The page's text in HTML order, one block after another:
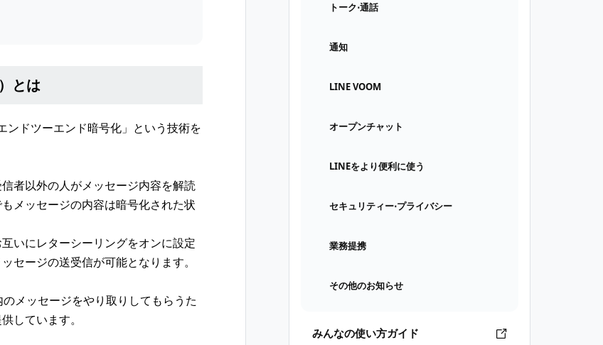
トーク⋅通話
通知
LINE VOOM
オープンチャット
LINEをより便利に使う
セキュリティー⋅プライバシー
業務提携
その他のお知らせ
みんなの使い方ガイド
とは
ドツーエンド暗号化」という技術を
者以外の人がメッセージ内容を解読
メッセージの内容は暗号化された状
いにレターシーリングをオンに設定
セージの送受信が可能となります。
メッセージをやり取りしてもらうた
しています。